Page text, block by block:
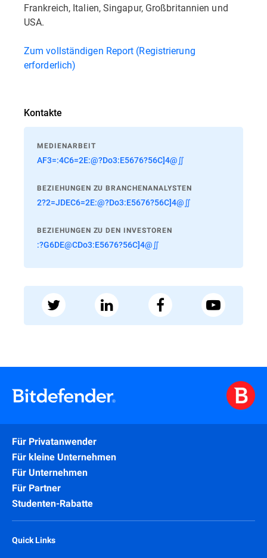
Frankreich, Italien, Singapur, Großbritannien und
USA.
Zum vollständigen Report (Registrierung
erforderlich)
Kontakte
MEDIENARBEIT
AF3=:4C6=2E:@?Do3:E5676?56C]4@∬
BEZIEHUNGEN ZU BRANCHENANALYSTEN
2?2=JDEC6=2E:@?Do3:E5676?56C]4@∬
BEZIEHUNGEN ZU DEN INVESTOREN
:?G6DE@CDo3:E5676?56C]4@∬
Für Privatanwender
Für kleine Unternehmen
Für Unternehmen
Für Partner
Studenten-Rabatte
Quick Links